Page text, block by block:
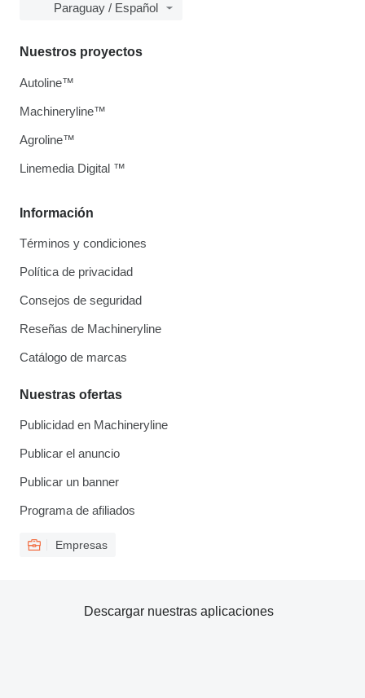
Paraguay / Español
Información
Términos y condiciones
Política de privacidad
Consejos de seguridad
Reseñas de Machineryline
Catálogo de marcas
Nuestras ofertas
Publicidad en Machineryline
Publicar el anuncio
Publicar un banner
Programa de afiliados
Empresas
Nuestros proyectos
Autoline™
Machineryline™
Agroline™
Linemedia Digital ™
Descargar nuestras aplicaciones